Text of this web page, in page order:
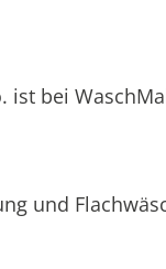
ist bei
und